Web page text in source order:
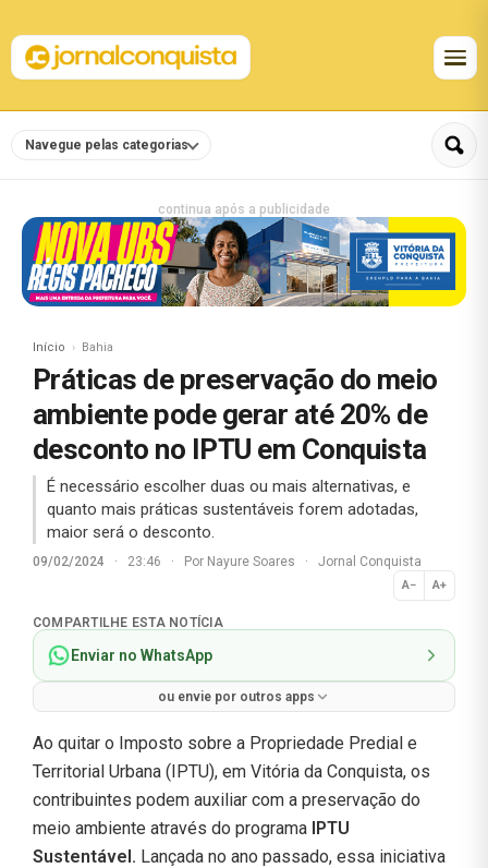
Navegue pelas categorias
continua após a publicidade
Início Bahia
Práticas de preservação do meio
ambiente pode gerar até 20% de
desconto no IPTU em Conquista
É necessário escolher duas ou mais alternativas, e
quanto mais práticas sustentáveis forem adotadas,
maior será o desconto.
09/02/2024 · 23:46 · Por Nayure Soares · Jornal Conquista
A− A+
Normal
COMPARTILHE ESTA NOTÍCIA
Enviar no WhatsApp
ou envie por outros apps
Ao quitar o Imposto sobre a Propriedade Predial e
Territorial Urbana (IPTU), em Vitória da Conquista, os
contribuintes podem auxiliar com a preservação do
meio ambiente através do programa IPTU
Sustentável. Lançada no ano passado, essa iniciativa